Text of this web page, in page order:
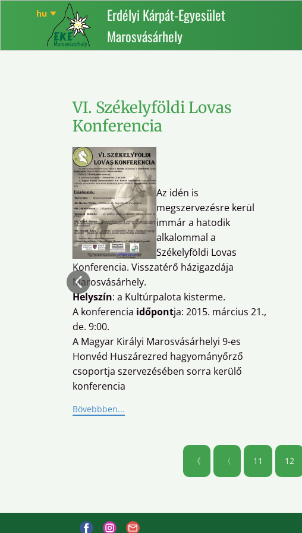
Erdélyi Kárpát-Egyesület
Marosvásárhely
VI. Székelyföldi Lovas
Konferencia
Az idén is
megszervezésre kerül
immár a hatodik
alkalommal a
Székelyföldi Lovas
Konferencia. Visszatérő házigazdája
Marosvásárhely.
Helyszín: a Kultúrpalota kisterme.
A konferencia időpontja: 2015. március 21.,
de. 9:00.
A Magyar Királyi Marosvásárhelyi 9-es
Honvéd Huszárezred hagyományőrző
csoportja szervezésében sorra kerülő
konferencia
Bövebbben...
《 〈 11 12